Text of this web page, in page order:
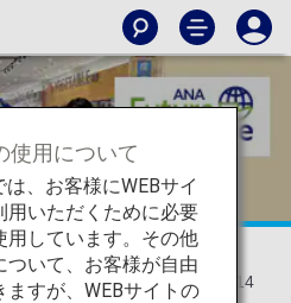
空輸」が誕生
2022/04/14
使用について
、お客様にWEBサイ
用いただくために必要
用しています。その他
ついて、お客様が自由
すが、WEBサイトの